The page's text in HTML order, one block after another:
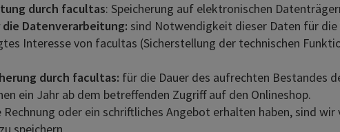
durch facultas: Speicherung auf elektronischen
Datenverarbeitung: sind Notwendigkeit dieser Daten für
Interesse von facultas (Sicherstellung der technischen
durch facultas: für die Dauer des aufrechten Bestandes
ein Jahr ab dem betreffenden Zugriff auf den Onlineshop.
Rechnung oder ein schriftliches Angebot erhalten haben, sind